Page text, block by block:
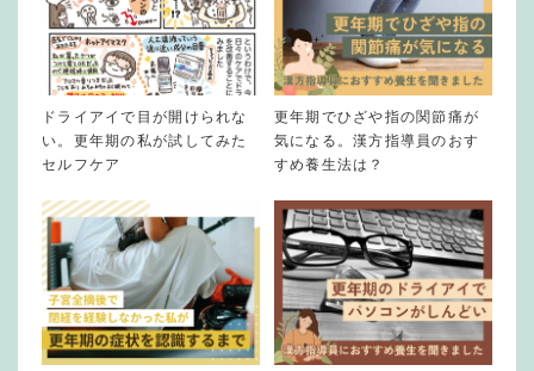
ドライアイで目が開けられな
い。更年期の私が試してみた
セルフケア
更年期でひざや指の関節痛が
気になる。漢方指導員のおす
すめ養生法は？